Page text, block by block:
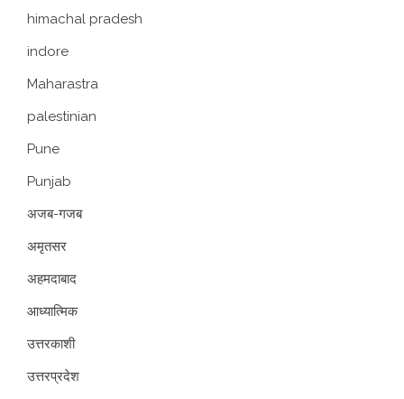
himachal pradesh
indore
Maharastra
palestinian
Pune
Punjab
अजब-गजब
अमृतसर
अहमदाबाद
आध्यात्मिक
उत्तरकाशी
उत्तरप्रदेश